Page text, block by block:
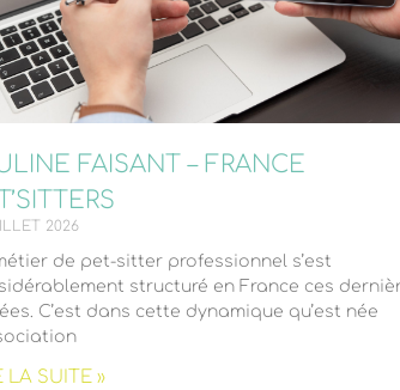
FAISANT – FRANCE
2026
de pet-sitter professionnel s’est
structuré en France ces
C’est dans cette dynamique qu’est née
LA SUITE »